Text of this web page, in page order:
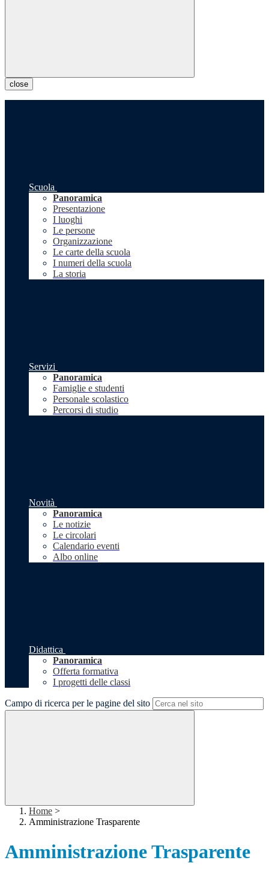
close
Scuola
Panoramica
Presentazione
I luoghi
Le persone
Organizzazione
Le carte della scuola
I numeri della scuola
La storia
Servizi
Panoramica
Famiglie e studenti
Personale scolastico
Percorsi di studio
Novità
Panoramica
Le notizie
Le circolari
Calendario eventi
Albo online
Didattica
Panoramica
Offerta formativa
I progetti delle classi
Campo di ricerca per le pagine del sito
Home >
Amministrazione Trasparente
Amministrazione Trasparente